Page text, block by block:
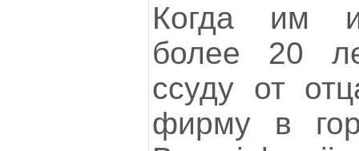
Когда им
более 20
ссуду от
фирму в